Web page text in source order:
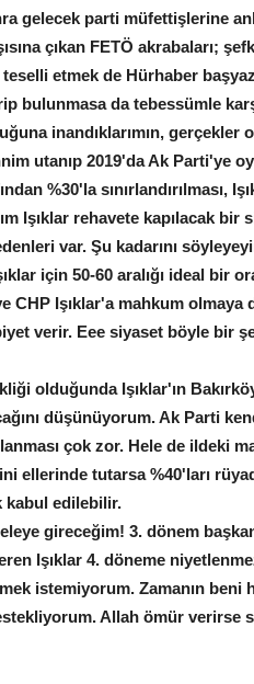
gelecek parti müfettişlerine
çıkan FETÖ akrabaları;
etmek de Hürhaber
bulunmasa da tebessümle
inandıklarımın, gerçekler
utanıp 2019'da Ak Parti'ye
%30'la sınırlandırılması,
Işıklar rehavete kapılacak bir
var. Şu kadarını
için 50-60 aralığı ideal bir
Işıklar'a mahkum olmaya
verir. Eee siyaset böyle bir
olduğunda Işıklar'ın
düşünüyorum. Ak Parti
çok zor. Hele de ildeki
ellerinde tutarsa %40'ları
kabul edilebilir.
gireceğim! 3. dönem
Işıklar 4. döneme
istemiyorum. Zamanın beni
Allah ömür verirse